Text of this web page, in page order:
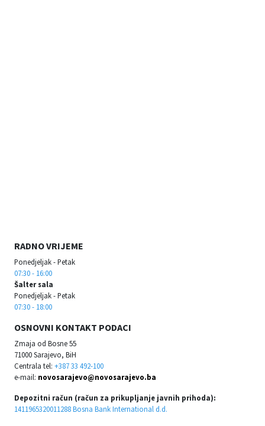
RADNO VRIJEME
Ponedjeljak - Petak
07:30 - 16:00
Šalter sala
Ponedjeljak - Petak
07:30 - 18:00
OSNOVNI KONTAKT PODACI
Zmaja od Bosne 55
71000 Sarajevo, BiH
Centrala tel: +387 33 492-100
e-mail: novosarajevo@novosarajevo.ba
Depozitni račun (račun za prikupljanje javnih prihoda):
1411965320011288 Bosna Bank International d.d.